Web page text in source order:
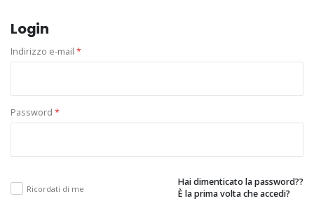
Login
Indirizzo e-mail *
Password *
Ricordati di me
Hai dimenticato la password??
È la prima volta che accedi?